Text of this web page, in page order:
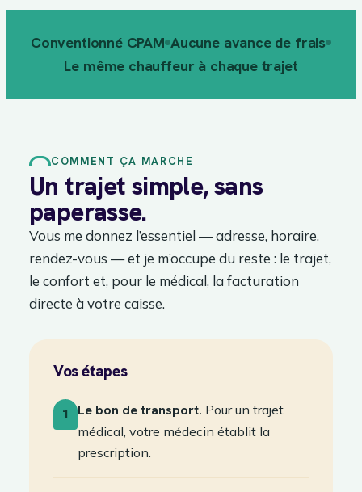
Conventionné CPAM Aucune avance de frais
Le même chauffeur à chaque trajet
COMMENT ÇA MARCHE
Un trajet simple, sans
paperasse.
Vous me donnez l’essentiel — adresse, horaire,
rendez-vous — et je m’occupe du reste : le trajet,
le confort et, pour le médical, la facturation
directe à votre caisse.
Vos étapes
1 Le bon de transport. Pour un trajet
médical, votre médecin établit la
prescription.